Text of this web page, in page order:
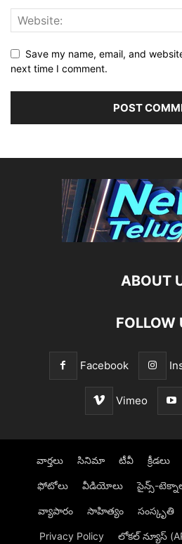
Save my name, email, and
next time I comment.
ABOUT
FOLLOW
Facebook
Vimeo
వార్తలు సినిమా టీవీ క్రీడలు
ఫోటోలు వీడియోలు సైన్స్‌-
వ్యాపారం సాహిత్యం సంస్కృతి
Privacy Policy లోక‌ల్ న్యూస్‌